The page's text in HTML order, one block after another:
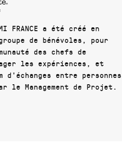
FRANCE a été créé en
de bénévoles, pour
des chefs de
les expériences, et
d'échanges entre personnes
le Management de Projet.